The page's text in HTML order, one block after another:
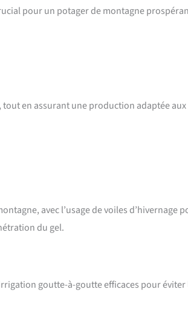
pour un potager de montagne
en assurant une production adaptée aux
avec l’usage de voiles d’hivernage
du gel.
goutte-à-goutte efficaces pour éviter